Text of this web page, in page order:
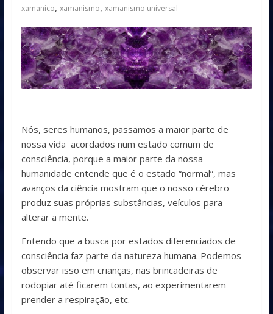
xamanico, xamanismo, xamanismo universal
Nós, seres humanos, passamos a maior parte de
nossa vida acordados num estado comum de
consciência, porque a maior parte da nossa
humanidade entende que é o estado “normal”, mas
avanços da ciência mostram que o nosso cérebro
produz suas próprias substâncias, veículos para
alterar a mente.
Entendo que a busca por estados diferenciados de
consciência faz parte da natureza humana. Podemos
observar isso em crianças, nas brincadeiras de
rodopiar até ficarem tontas, ao experimentarem
prender a respiração, etc.